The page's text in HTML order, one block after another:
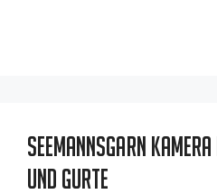
Seemannsgarn
und Gurte